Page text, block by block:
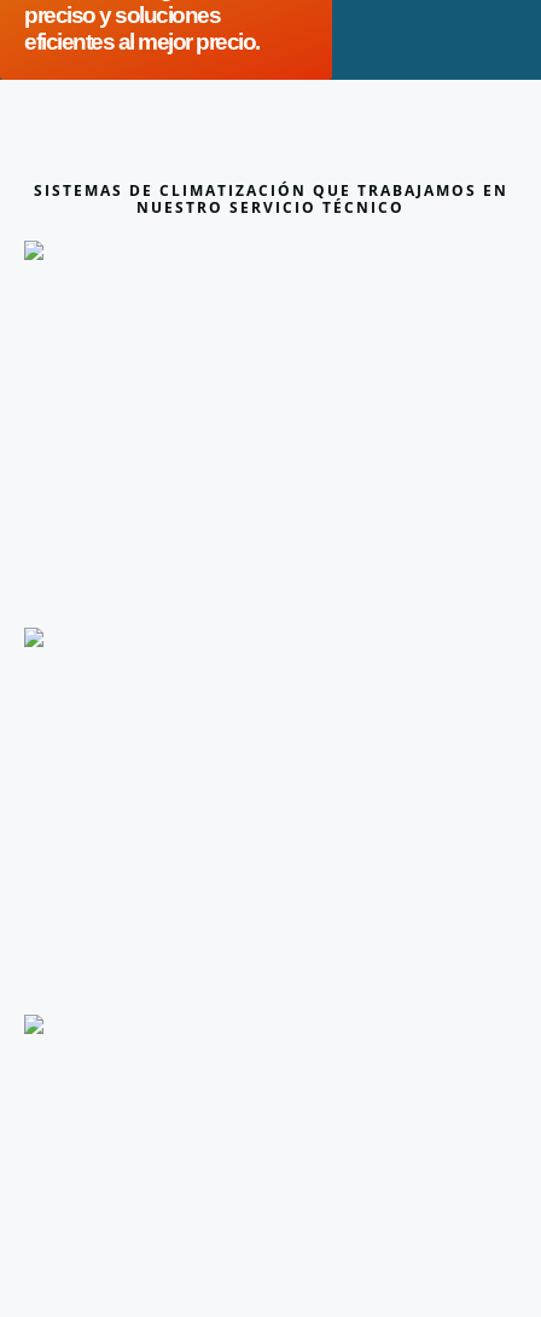
preciso y soluciones
eficientes al mejor precio.
SISTEMAS DE CLIMATIZACIÓN QUE TRABAJAMOS EN
NUESTRO SERVICIO TÉCNICO